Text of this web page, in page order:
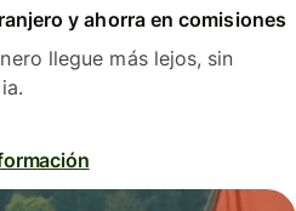
y ahorra en comisiones
llegue más lejos, sin